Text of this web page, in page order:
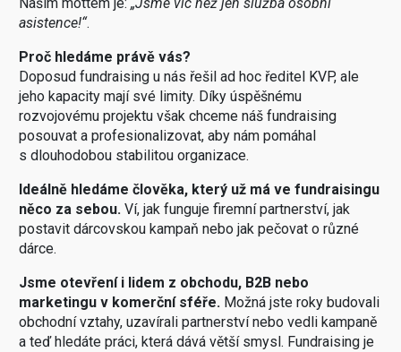
Naším mottem je: „Jsme víc než jen služba osobní
asistence!“.
Proč hledáme právě vás?
Doposud fundraising u nás řešil ad hoc ředitel KVP, ale
jeho kapacity mají své limity. Díky úspěšnému
rozvojovému projektu však chceme náš fundraising
posouvat a profesionalizovat, aby nám pomáhal
s dlouhodobou stabilitou organizace.
Ideálně hledáme člověka, který už má ve fundraisingu
něco za sebou.Ví, jak funguje firemní partnerství, jak
postavit dárcovskou kampaň nebo jak pečovat o různé
dárce.
Jsme otevření i lidem z obchodu, B2B nebo
marketingu v komerční sféře.Možná jste roky budovali
obchodní vztahy, uzavírali partnerství nebo vedli kampaně
a teď hledáte práci, která dává větší smysl. Fundraising je